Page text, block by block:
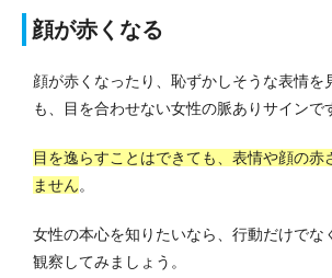
顔が赤くなる
顔が赤くなったり、恥ずかしそうな表情を
も、目を合わせない女性の脈ありサインで
目を逸らすことはできても、表情や顔の赤
ません。
女性の本心を知りたいなら、行動だけでな
観察してみましょう。